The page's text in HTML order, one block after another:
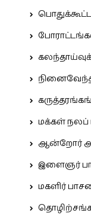
மக்கள்
ஆன்றோர்
இளைஞர்
மகளிர்